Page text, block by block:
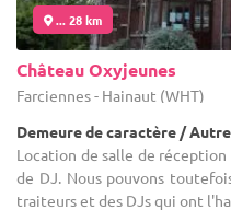
... 28 km
Château Oxyjeunes
Farciennes - Hainaut (WHT)
Demeure de caractère /
Location de salle de
de DJ. Nous pouvons
traiteurs et des DJs qui ont